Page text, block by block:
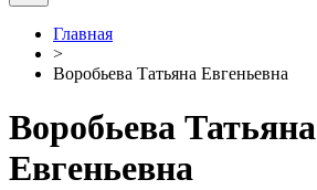
Главная
>
Воробьева Татьяна Евгеньевна
Воробьева Татьяна
Евгеньевна